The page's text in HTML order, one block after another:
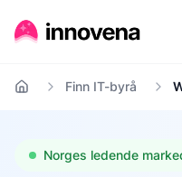
Hjem Finn IT-byrå
Norges ledende